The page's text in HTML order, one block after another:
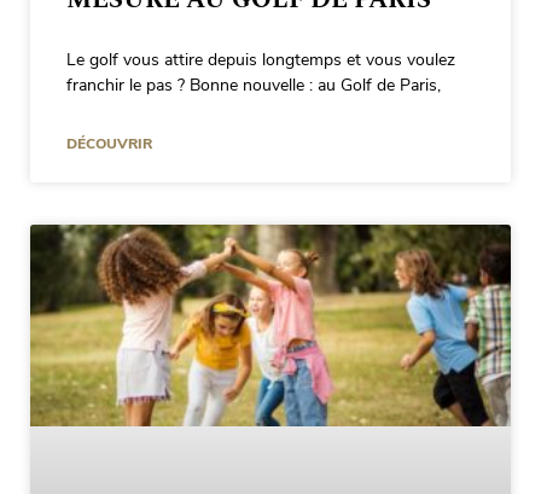
Le golf vous attire depuis longtemps et vous voulez
franchir le pas ? Bonne nouvelle : au Golf de Paris,
DÉCOUVRIR